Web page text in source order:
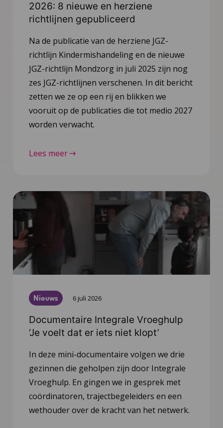
2026: 8 nieuwe en herziene
richtlijnen gepubliceerd
Na de publicatie van de herziene JGZ-
richtlijn Kindermishandeling en de nieuwe
JGZ-richtlijn Mondzorg in juli 2025 zijn nog
zes JGZ-richtlijnen verschenen. In dit bericht
zetten we ze op een rij en blikken we
vooruit op de publicaties die tot medio 2027
worden verwacht.
Lees meer
Nieuws 6 juli 2026
Documentaire Integrale Vroeghulp
‘Je voelt dat er iets niet klopt’
In deze mini-documentaire volgen we drie
gezinnen die geholpen zijn door Integrale
Vroeghulp. En gingen we in gesprek met
coördinatoren, trajectbegeleiders en een
wethouder over de kracht van het netwerk.